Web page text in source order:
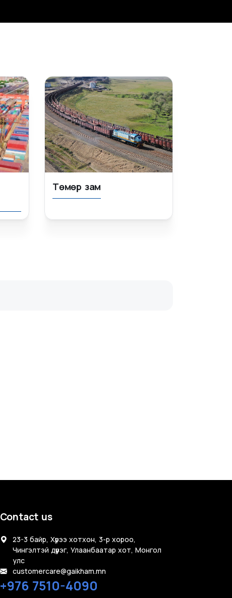
Төмөр зам
Contact us
23-3 байр, Хүрээ хотхон, 3-р хороо,
Чингэлтэй дүүрэг, Улаанбаатар хот, Монгол
улс
customercare@gaikham.mn
+976 7510-4090